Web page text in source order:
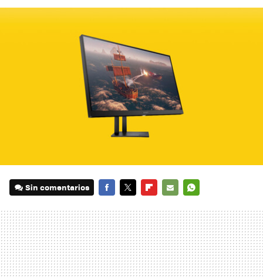
Sin comentarios
MAIL